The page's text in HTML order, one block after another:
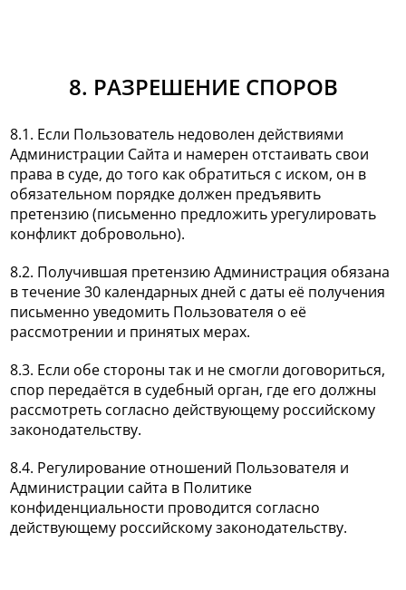
8. РАЗРЕШЕНИЕ СПОРОВ
8.1. Если Пользователь недоволен действиями
Администрации Сайта и намерен отстаивать свои
права в суде, до того как обратиться с иском, он в
обязательном порядке должен предъявить
претензию (письменно предложить урегулировать
конфликт добровольно).
8.2. Получившая претензию Администрация обязана
в течение 30 календарных дней с даты её получения
письменно уведомить Пользователя о её
рассмотрении и принятых мерах.
8.3. Если обе стороны так и не смогли договориться,
спор передаётся в судебный орган, где его должны
рассмотреть согласно действующему российскому
законодательству.
8.4. Регулирование отношений Пользователя и
Администрации сайта в Политике
конфиденциальности проводится согласно
действующему российскому законодательству.